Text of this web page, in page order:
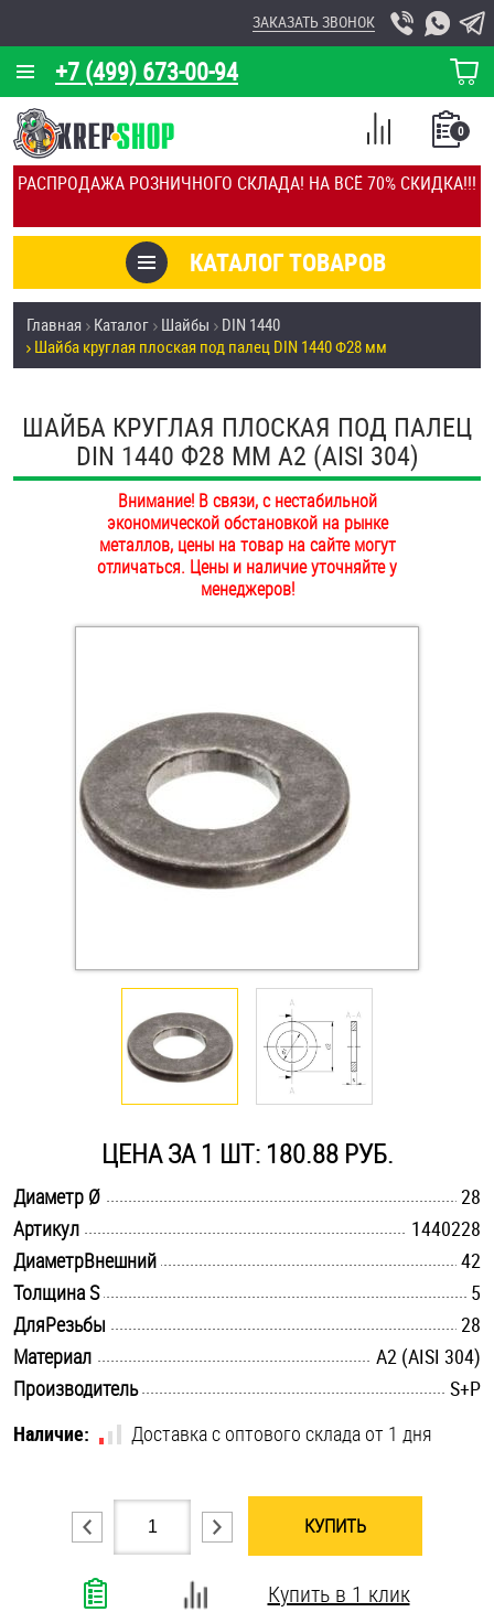
РАСПРОДАЖА РОЗНИЧНОГО СКЛАДА! НА ВСЁ 70% СКИДКА!!!
+7 (499) 673-00-94
ЗАКАЗАТЬ ЗВОНОК
КОРЗИНА
О КОМПАНИИ
КАЛЬКУЛЯТОР
ОТЗЫВЫ
УСЛУГИ
СКИДКИ
ОПТ
ПОКУПАТЕЛЯМ
ОПЛАТА И ДОСТАВКА
НАШИ МАГАЗИНЫ
КАТАЛОГ ТОВАРОВ
0
СПИСОК
СРАВНЕНИЕ
Товары со скидкой
Анкеры
Антивандальный крепёж, инструмент
Болты и винты
Втулки
Заклепки (Гайки-Заклепки)
Инструмент
Крюки, кольца с метрической резьбой
Крюки, кольца с шурупной резьбой
Оснастка и аксессуары для яхт
Саморезы и шурупы
Стопорные кольца
Такелаж
Хомуты
Шплинты
Штифты и пальцы
Главная Каталог Шайбы
DIN 1440
Шайба круглая плоская под палец DIN 1440 Ф28 мм
ШАЙБА КРУГЛАЯ ПЛОСКАЯ ПОД ПАЛЕЦ
DIN 1440 Ф28 ММ А2 (AISI 304)
Внимание! В связи, с нестабильной
экономической обстановкой на рынке
металлов, цены на товар на сайте могут
отличаться. Цены и наличие уточняйте у
менеджеров!
ЦЕНА ЗА 1 ШТ: 180.88 РУБ.
Диаметр Ø
28
Артикул
1440228
ДиаметрВнешний
42
Толщина S
5
ДляРезьбы
28
Материал
А2 (AISI 304)
Производитель
S+P
Наличие:
Доставка с оптового склада от 1 дня
КУПИТЬ
Купить в 1 клик